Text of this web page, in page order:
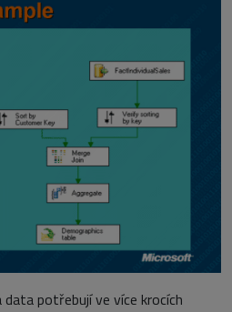
data potřebují ve více krocích